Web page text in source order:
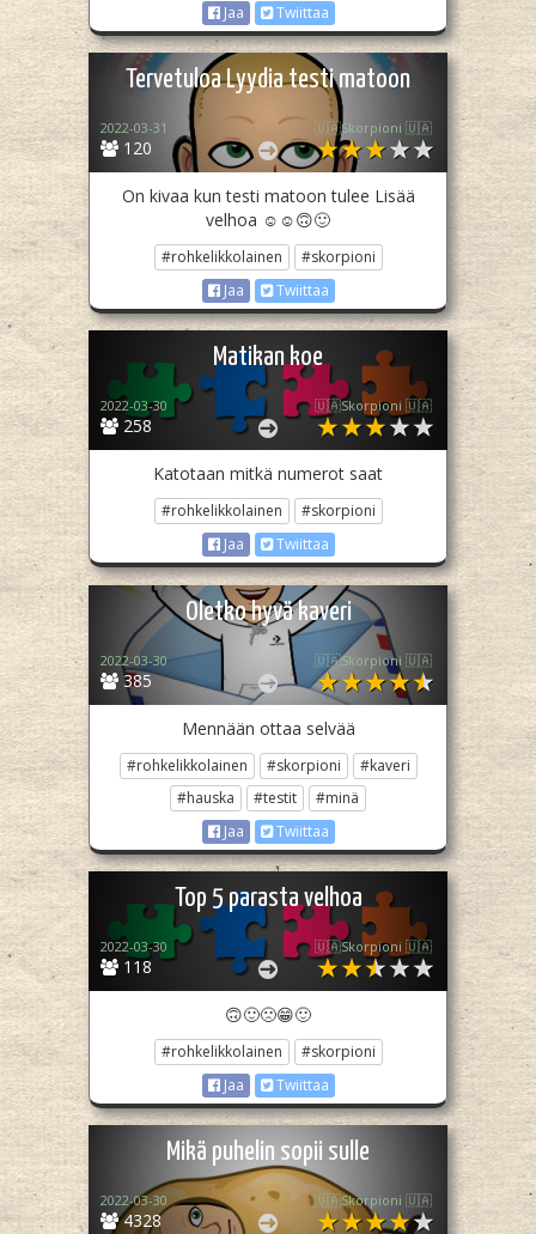
Jaa
Twiittaa
Tervetuloa Lyydia testi matoon
120
2022-03-31 🇺🇦Skorpioni 🇺🇦
On kivaa kun testi matoon tulee Lisää
velhoa ☺️☺️🙃🙂
#rohkelikkolainen
#skorpioni
Jaa
Twiittaa
Matikan koe
258
2022-03-30 🇺🇦Skorpioni 🇺🇦
Katotaan mitkä numerot saat
#rohkelikkolainen
#skorpioni
Jaa
Twiittaa
Oletko hyvä kaveri
385
2022-03-30 🇺🇦Skorpioni 🇺🇦
Mennään ottaa selvää
#rohkelikkolainen #skorpioni
#kaveri
#hauska
#testit
#minä
Jaa
Twiittaa
Top 5 parasta velhoa
118
2022-03-30 🇺🇦Skorpioni 🇺🇦
🙃🙂🙁😁🙂
#rohkelikkolainen
#skorpioni
Jaa
Twiittaa
Mikä puhelin sopii sulle
4328
2022-03-30 🇺🇦Skorpioni 🇺🇦